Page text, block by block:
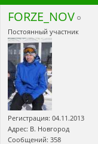
FORZE_NOV
Постоянный участник
Регистрация: 04.11.2013
Адрес: В. Новгород
Сообщений: 358